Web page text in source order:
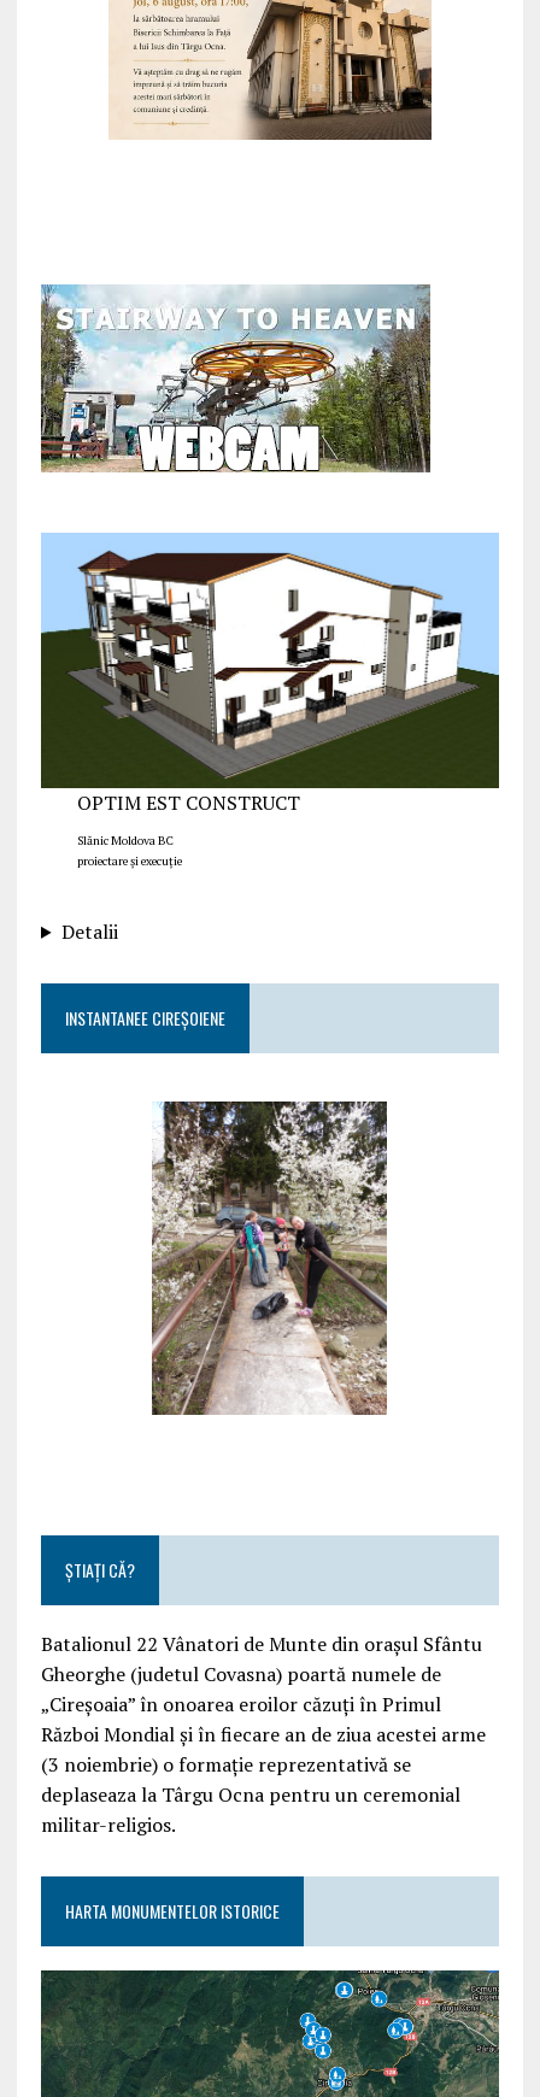
OPTIM EST CONSTRUCT
Slănic Moldova BC
proiectare și execuție
Detalii
INSTANTANEE CIREȘOIENE
ȘTIAȚI CĂ?
Batalionul 22 Vânatori de Munte din orașul Sfântu
Gheorghe (judetul Covasna) poartă numele de
„Cireșoaia” în onoarea eroilor căzuți în Primul
Război Mondial și în fiecare an de ziua acestei arme
(3 noiembrie) o formație reprezentativă se
deplaseaza la Târgu Ocna pentru un ceremonial
militar-religios.
HARTA MONUMENTELOR ISTORICE